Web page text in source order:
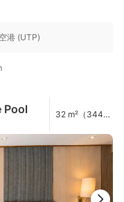
港 (UTP)
Pool
32 m²（344